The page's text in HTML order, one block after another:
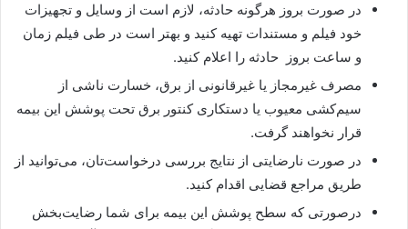
در صورت بروز هرگونه حادثه، لازم است از وسایل و تجهیزات
خود فیلم و مستندات تهیه کنید و بهتر است در طی فیلم زمان
و ساعت بروز حادثه را اعلام کنید.
مصرف غیرمجاز یا غیرقانونی از برق، خسارت ناشی از
سیم‌کشی معیوب یا دستکاری کنتور برق تحت پوشش این بیمه
قرار نخواهند گرفت.
در صورت نارضایتی از نتایج بررسی درخواست‌تان، می‌توانید از
طریق مراجع قضایی اقدام کنید.
درصورتی که سطح پوشش این بیمه برای شما رضایت‌بخش